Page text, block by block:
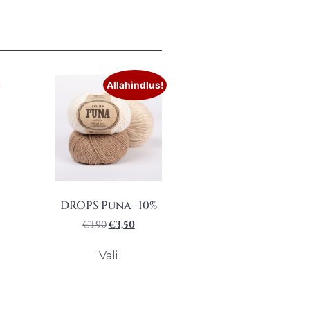
Allahindlus!
DROPS Puna -10%
€3,90€3,50
Vali